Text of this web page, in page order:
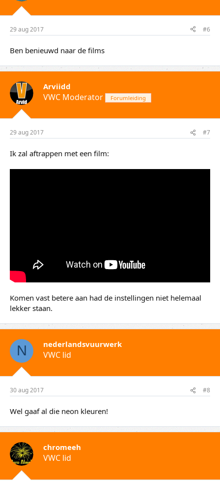
29 aug 2017 #6
Ben benieuwd naar de films
Arviidd
VWC Moderator Forumleiding
29 aug 2017 #7
Ik zal aftrappen met een film:
Komen vast betere aan had de instellingen niet helemaal
lekker staan.
N nederlandsvuurwerk
VWC lid
30 aug 2017 #8
Wel gaaf al die neon kleuren!
chromeeh
VWC lid